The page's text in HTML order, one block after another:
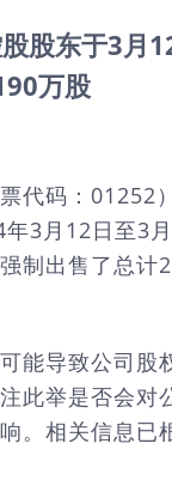
股东于3月
万股
代码：01252
3月12日至3
制出售了总计
能导致公司股
此举是否会对
。相关信息已